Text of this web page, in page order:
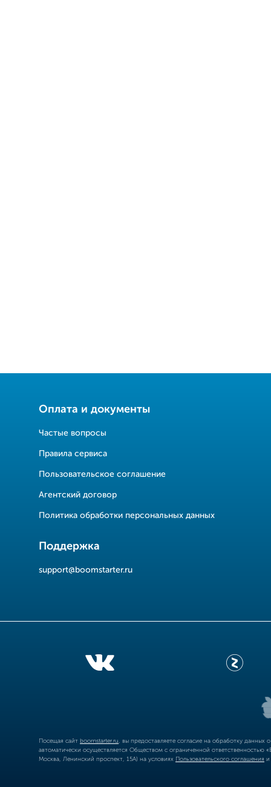
Оплата и документы
Частые вопросы
Правила сервиса
Пользовательское соглашение
Агентский договор
Политика обработки персональных данных
Поддержка
support@boomstarter.ru
Посещая сайт boomstarter.ru , вы предоставляете согласие на обработку
автоматически осуществляется Обществом с ограниченной
Москва, Ленинский проспект, 15А) на условиях Пользовательского соглашения и